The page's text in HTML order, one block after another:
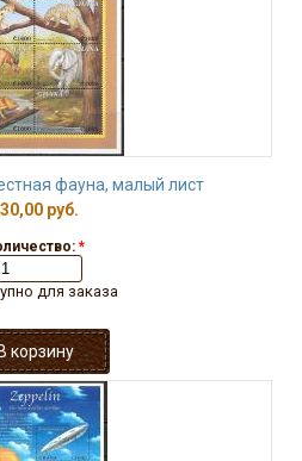
фауна, малый лист
руб.
*
для заказа